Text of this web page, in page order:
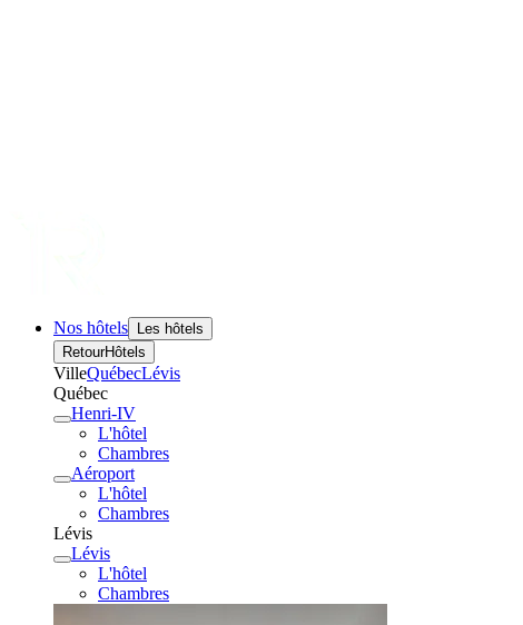
Nos hôtels
Les hôtels
RetourHôtels
VilleQuébecLévis
Québec
Henri-IV
L'hôtel
Chambres
Aéroport
L'hôtel
Chambres
Lévis
Lévis
L'hôtel
Chambres